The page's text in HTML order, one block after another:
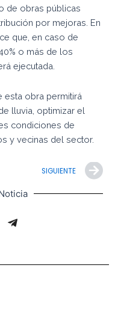
de obras públicas
por mejoras. En
que, en caso de
o más de los
ejecutada.
esta obra permitirá
lluvia, optimizar el
condiciones de
y vecinas del sector.
SIGUIENTE